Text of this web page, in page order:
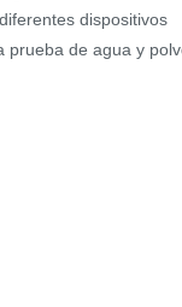
dispositivos
prueba de agua y